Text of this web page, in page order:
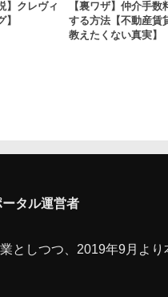
】クレヴィ
【裏ワザ】仲介手数
する方法【不動産賃
教えたくない真実】
タル運営者
としつつ、2019年9月より